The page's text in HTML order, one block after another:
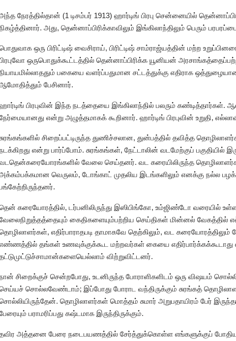
நேரத்தில்தான் (1 டிசம்பர் 1913) ஹார்டிங் பிரபு சென்னையில்
அது, தென்னாப்பிரிக்காவிலும் இங்கிலாந்திலும் பெரும்
ஒரு பிரிட்டிஷ் வைசிராய், பிரிட்டிஷ் சாம்ராஜ்யத்தின் மற்ற
ஒருபொதுக்கூட்டத்தில் தென்னாப்பிரிக்க யூனியன்
பகையை வளர்ப்பதுமான சட்டத்துக்கு எதிராக
பேசினார்.
பிரபுவின் இந்த நடத்தையை இங்கிலாந்தில் பலரும் கண்டித்தார்கள்.
என்று அழுத்தமாகக் கூறினார். ஹார்டிங் பிரபுவின் உறுதி,
சிறைப்பட்டிருந்த துணிச்சலான, துன்பத்தில் தவித்த
என்று பார்ப்போம். சுரங்கங்கள், நேட்டாலின் வடமேற்குப்
வேலை செய்தனர். வட கரையிலிருந்த
வெருலம், டோங்காட் முதலிய இடங்களிலும் எனக்கு நல்ல
கரையோரத்தில், டர்பனிலிருந்து இஸிபிங்கோ, உம்ஜிண்டோ வரையில்
கைதிகளையும்பற்றிய செய்திகள் மின்னல்
எதிர்பாராதபடி தாமாகவே தெற்கிலும், வட
தங்கள் உணவுக்குக்கூட மற்றவர்கள் கையை எதிர்பார்க்கக்கூடாது
விற்றுவிட்டனர்.
சிறைக்குச் சென்றபோது, உடனிருந்த போராளிகளிடம் ஒரு விஷயம்
சொல்லவேண்டாம்; இப்போது போராட வந்திருக்கும் சுரங்கத்
தொழிலாளர்கள் மொத்தம் சுமார் அறுபதாயிரம் பேர்
பராமரிப்பது கஷ்டமாக இருந்திருக்கும்.
அத்தனை பேரை நடைபயணத்தில் சேர்த்துக்கொள்ள எங்களுக்குப்